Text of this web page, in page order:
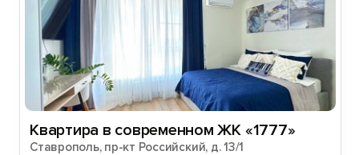
Квартира в современном ЖК «1777»
Ставрополь, пр-кт Российский, д. 13/1